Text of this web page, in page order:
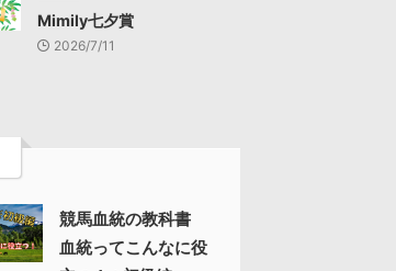
Mimily七夕賞
2026/7/11
競馬血統の教科書
血統ってこんなに役